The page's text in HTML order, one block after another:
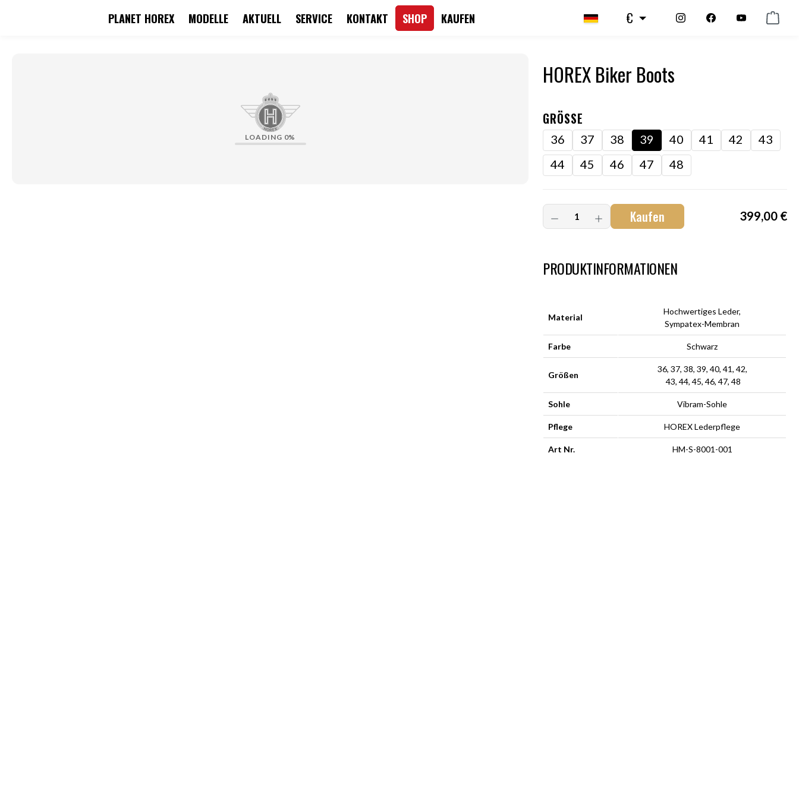
PLANET HOREX MODELLE AKTUELL SERVICE KONTAKT SHOP KAUFEN €
LOADING 0%
HOREX Biker Boots
GRÖSSE
36 37 38 39 40 41 42
43
44
45 46 47 48
Kaufen 399,00 €
PRODUKTINFORMATIONEN
Material
Hochwertiges Leder,
Sympatex-Membran
Farbe Schwarz
Größen
36, 37, 38, 39, 40, 41, 42,
43, 44, 45, 46, 47, 48
Sohle Vibram-Sohle
Pflege HOREX Lederpflege
Art Nr. HM-S-8001-001